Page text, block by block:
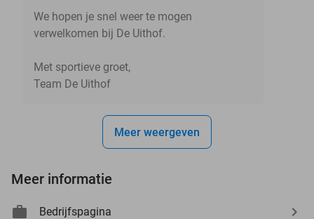
We hopen je snel weer te mogen
verwelkomen bij De Uithof.
Met sportieve groet,
Team De Uithof
Meer weergeven
Meer informatie
Bedrijfspagina